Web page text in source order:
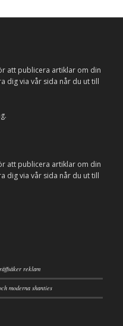
att publicera artiklar om din
dig via vår sida når du ut till
att publicera artiklar om din
dig via vår sida når du ut till
reklam
moderna shanties